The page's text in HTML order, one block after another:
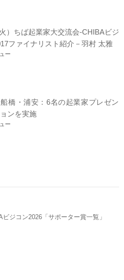
）ちば起業家大交流会-CHIBAビジ
ファイナリスト紹介－羽村 太雅
ー
橋・浦安：6名の起業家プレゼン
ンを実施
ー
ビジコン2026「サポーター賞一覧」